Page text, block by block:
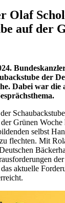
Olaf
auf der
der
Dabei war die
Grünen
selbst
flechten. Mit
aktuelle